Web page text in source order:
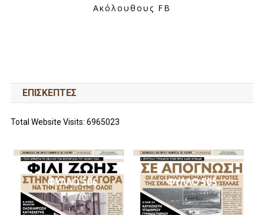
Ακόλουθους FB
ΕΠΙΣΚΕΠΤΕΣ
Total Website Visits: 6965023
ΦΥΛΛΟ 506 ΦΥΛΛΟ 505